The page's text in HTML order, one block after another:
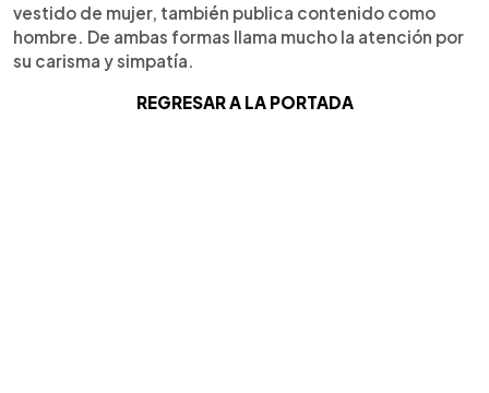
vestido de mujer, también publica contenido como
hombre. De ambas formas llama mucho la atención por
su carisma y simpatía.
REGRESAR A LA PORTADA